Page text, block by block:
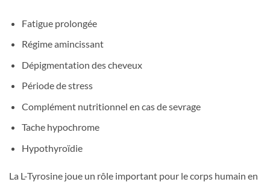
Fatigue prolongée
Régime amincissant
Dépigmentation des cheveux
Période de stress
Complément nutritionnel en cas de sevrage
Tache hypochrome
Hypothyroïdie
La L-Tyrosine joue un rôle important pour le corps humain en